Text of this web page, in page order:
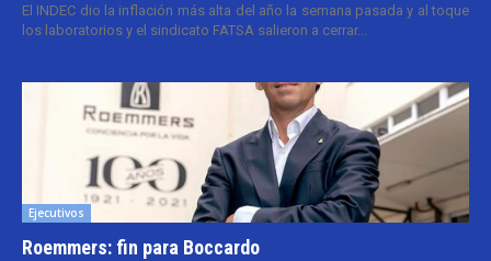
El INDEC dio la inflación más alta del año la semana pasada y al toque
los laboratorios y el sindicato FATSA salieron a cerrar...
Ejecutivos
Roemmers: fin para Boccardo